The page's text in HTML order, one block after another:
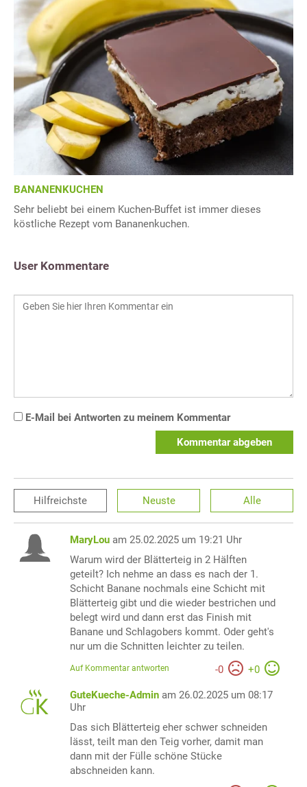
BANANENKUCHEN
Sehr beliebt bei einem Kuchen-Buffet ist immer dieses
köstliche Rezept vom Bananenkuchen.
User Kommentare
E-Mail bei Antworten zu meinem Kommentar
Kommentar abgeben
Hilfreichste Neuste Alle
MaryLou am 25.02.2025 um 19:21 Uhr
Warum wird der Blätterteig in 2 Hälften
geteilt? Ich nehme an dass es nach der 1.
Schicht Banane nochmals eine Schicht mit
Blätterteig gibt und die wieder bestrichen und
belegt wird und dann erst das Finish mit
Banane und Schlagobers kommt. Oder geht's
nur um die Schnitten leichter zu teilen.
-0 +0
Auf Kommentar antworten
GuteKueche-Admin am 26.02.2025 um 08:17
Uhr
Das sich Blätterteig eher schwer schneiden
lässt, teilt man den Teig vorher, damit man
dann mit der Fülle schöne Stücke
abschneiden kann.